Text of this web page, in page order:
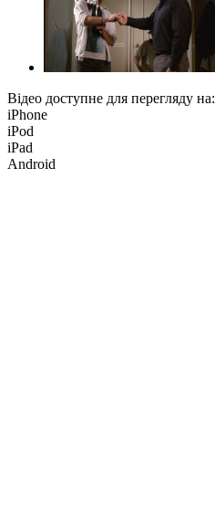
Відео доступне для перегляду на:
iPhone
iPod
iPad
Android